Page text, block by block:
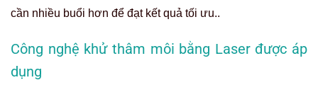
cần nhiều buổi hơn để đạt kết quả tối ưu..
Công nghệ khử thâm môi bằng Laser được áp
dụng